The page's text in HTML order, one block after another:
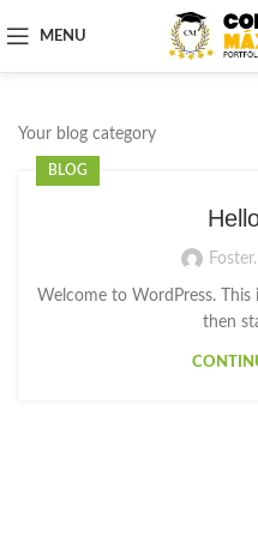
MENU
Your blog category
BLOG
Welcome to WordPress.
then